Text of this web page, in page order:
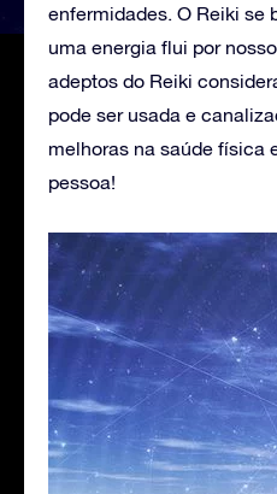
enfermidades. O Reiki se
uma energia flui por
adeptos do Reiki
pode ser usada e
melhoras na saúde física
pessoa!